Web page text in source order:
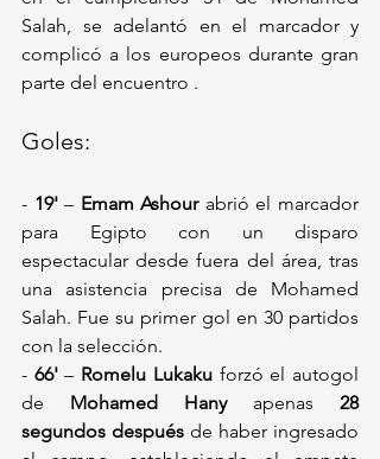
Salah, se adelantó en el marcador y
complicó a los europeos durante gran
parte del encuentro .
Goles:
- 19' – Emam Ashour abrió el marcador
para Egipto con un disparo
espectacular desde fuera del área, tras
una asistencia precisa de Mohamed
Salah. Fue su primer gol en 30 partidos
con la selección.
- 66' – Romelu Lukaku forzó el autogol
de Mohamed Hany apenas 28
segundos después de haber ingresado